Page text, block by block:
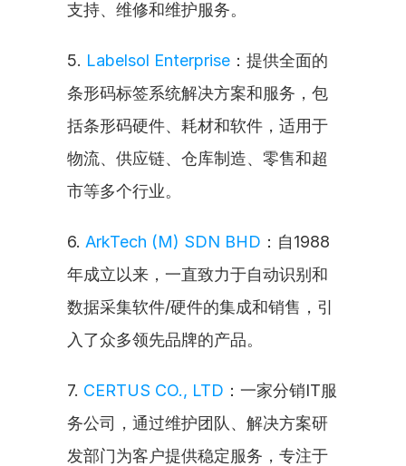
支持、维修和维护服务。
5. Labelsol Enterprise ：提供全面的
条形码标签系统解决方案和服务，包
括条形码硬件、耗材和软件，适用于
物流、供应链、仓库制造、零售和超
市等多个行业。
6. ArkTech (M) SDN BHD ：自1988
年成立以来，一直致力于自动识别和
数据采集软件/硬件的集成和销售，引
入了众多领先品牌的产品。
7. CERTUS CO., LTD ：一家分销IT服
务公司，通过维护团队、解决方案研
发部门为客户提供稳定服务，专注于